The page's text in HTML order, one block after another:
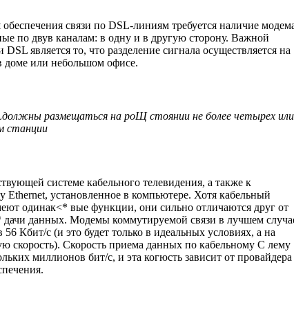
связи по DSL-линиям требуется наличие
по двув каналам: в одну и в другую сторону. Важной
является то, что разделение сигнала осуществляется на
доме или небольшом офисе.
должны размещаться на роЩ стоянии не более четырех или
станции
системе кабельного телевидения, а также к
Ethernet, установленное в компьютере. Хотя кабельный
одинак<* вые функции, они сильно отличаются друг от
дачи данных. Модемы коммутируемой связи в лучшем
Кбит/с (и это будет только в идеальных условиях, а на
скорость). Скорость приема данных по кабельному С лему
миллионов бит/с, и эта когюсть зависит от провайдера